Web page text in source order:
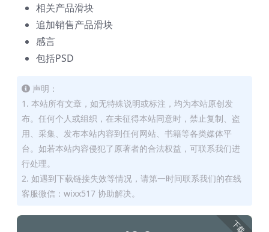
相关产品滑块
追加销售产品滑块
感言
包括PSD
声明：
1. 本站所有文章，如无特殊说明或标注，均为本站原创发
布。任何个人或组织，在未征得本站同意时，禁止复制、盗
用、采集、发布本站内容到任何网站、书籍等各类媒体平
台。如若本站内容侵犯了原著者的合法权益，可联系我们进
行处理。
2. 如遇到下载链接失效等情况，请第一时间联系我们的在线
客服微信：wixx517 协助解决。
下载